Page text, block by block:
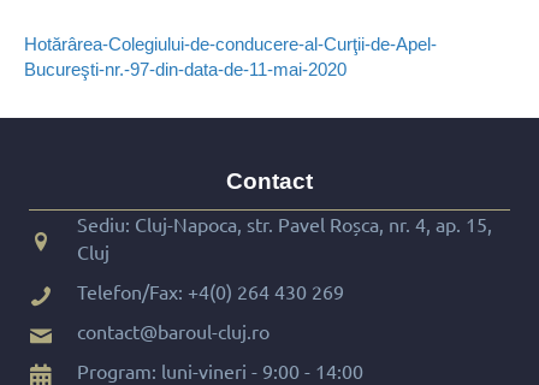
Hotărârea-Colegiului-de-conducere-al-Curţii-de-Apel-
Bucureşti-nr.-97-din-data-de-11-mai-2020
Contact
Sediu: Cluj-Napoca, str. Pavel Roșca, nr. 4, ap. 15,
Cluj
Telefon/Fax: +4(0) 264 430 269
contact@baroul-cluj.ro
Program: luni-vineri - 9:00 - 14:00